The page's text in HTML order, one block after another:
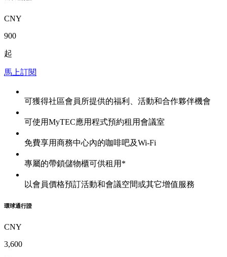
CNY
900
起
馬上訂閱
可獲得社區會員所提供的福利、活動和合作夥伴機會
可使用MyTEC應用程式預約租用會議室
免費享用商務中心內的咖啡吧及Wi-Fi
專屬的帶鎖儲物櫃可供租用*
以會員價格預訂活動和會議空間或其它增值服務
環球通行證
CNY
3,600